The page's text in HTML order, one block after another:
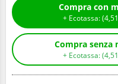
+ Ecotassa: (4,51
+ Ecotassa: (4,51